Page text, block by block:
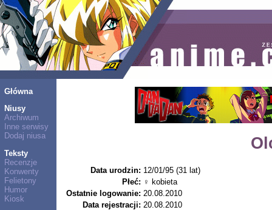
Główna
Niusy
Archiwum
Inne serwisy
Dodaj niusa
Teksty
Recenzje
Konwenty
Felietony
Humor
Kiosk
Data urodzin: 12/01/95 (31 lat)
Płeć: ♀ kobieta
Ostatnie logowanie: 20.08.2010
Data rejestracji: 20.08.2010